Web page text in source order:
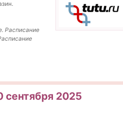
Расписание
2025